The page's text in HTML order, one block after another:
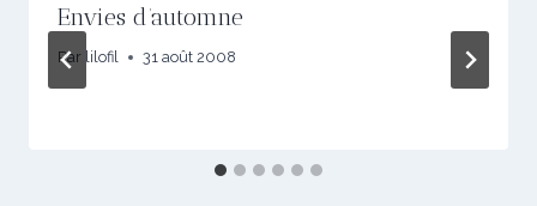
Envies d’automne
Par lilofil 31 août 2008